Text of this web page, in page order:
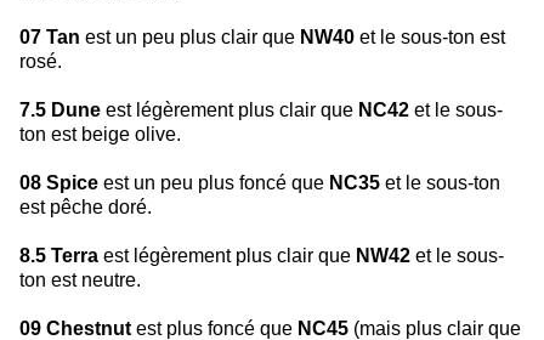
07 Tan est un peu plus clair que NW40 et le sous-ton est
rosé.
7.5 Dune est légèrement plus clair que NC42 et le sous-
ton est beige olive.
08 Spice est un peu plus foncé que NC35 et le sous-ton
est pêche doré.
8.5 Terra est légèrement plus clair que NW42 et le sous-
ton est neutre.
09 Chestnut est plus foncé que NC45 (mais plus clair que